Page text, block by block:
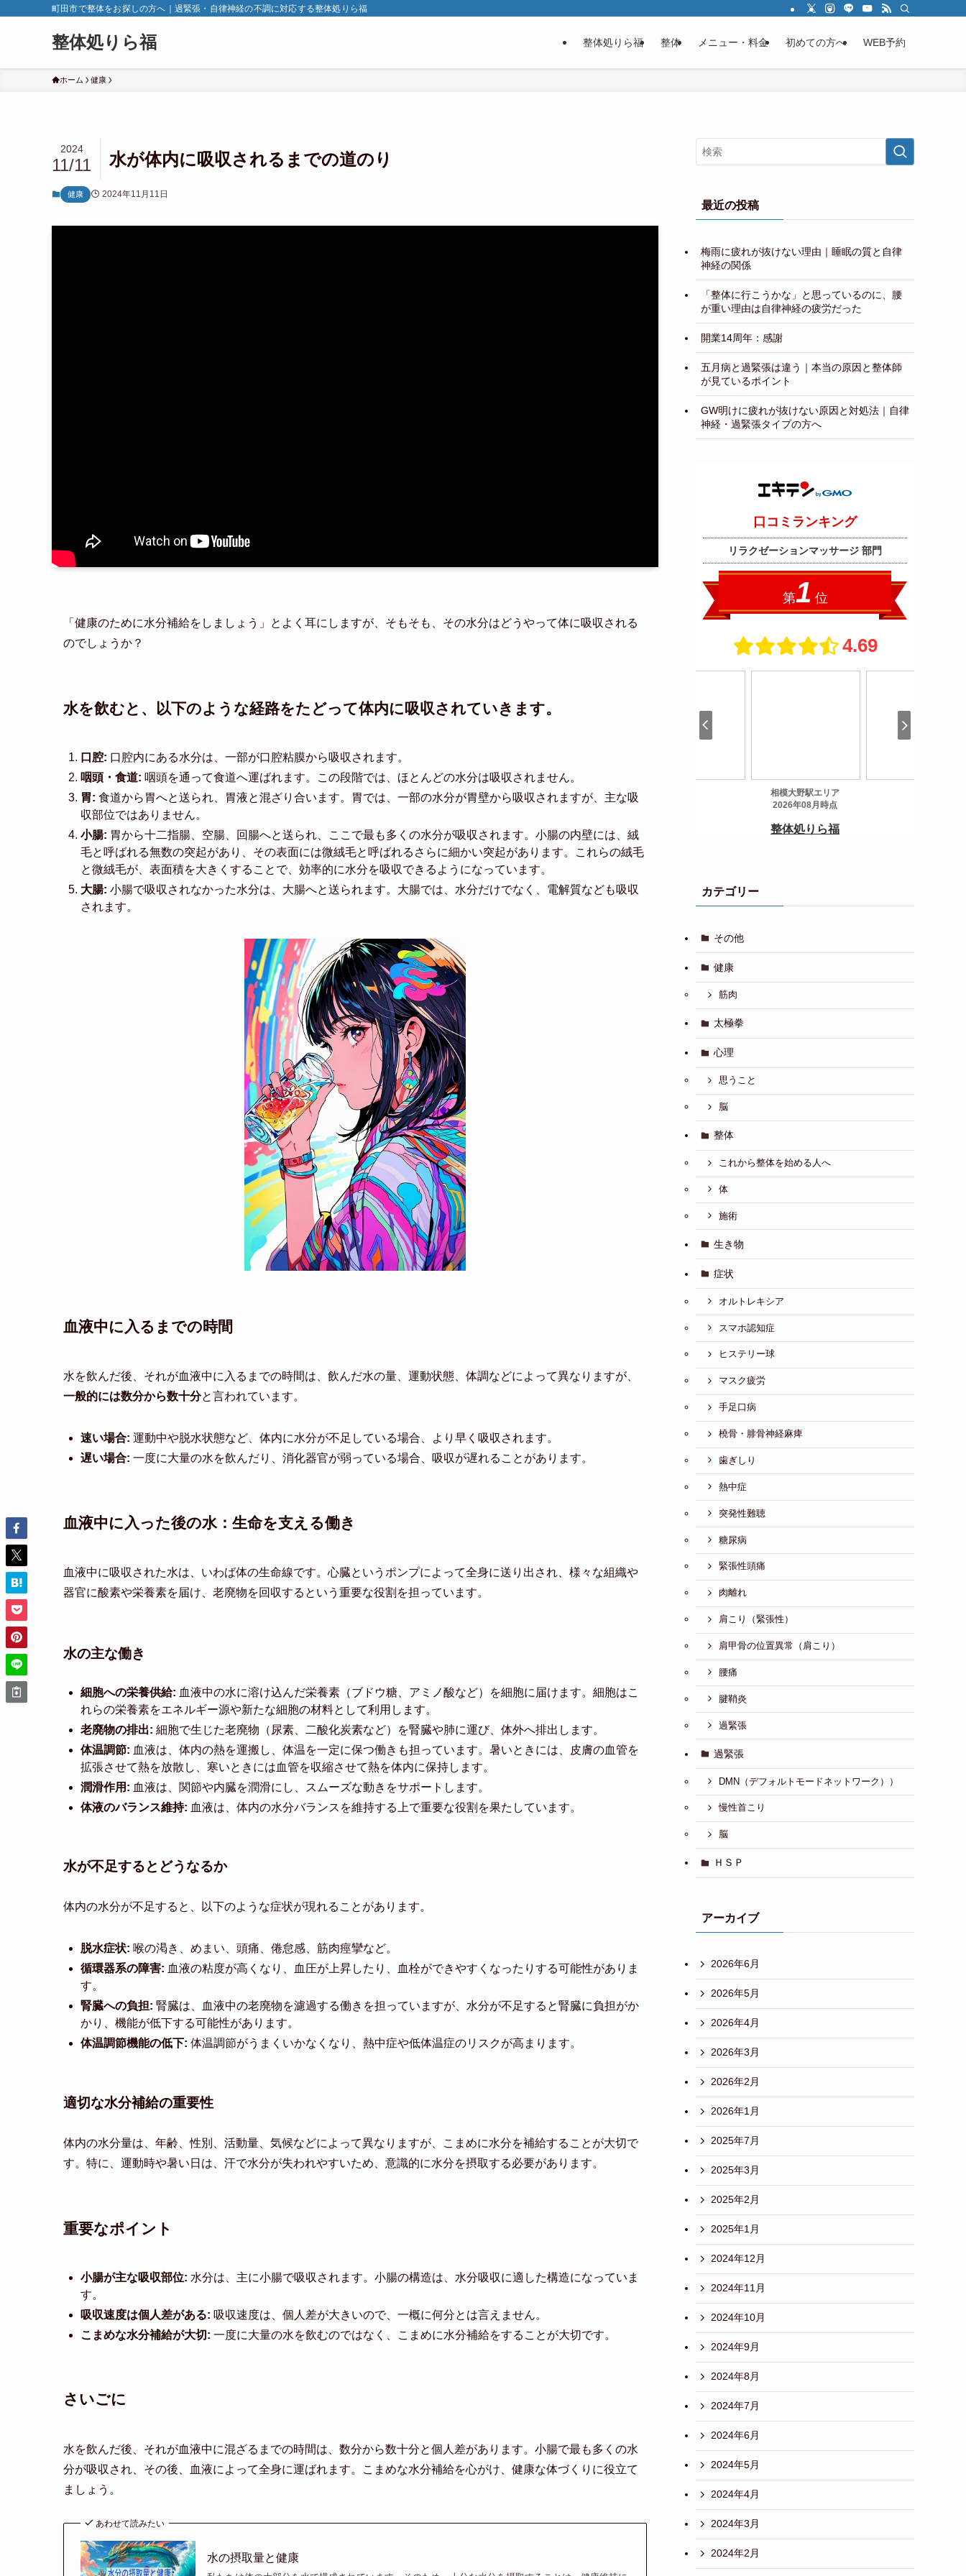
町田市で整体をお探しの方へ｜過緊張・自律神経の不調に対応する整体処りら福
整体処りら福 整体処りら福 整体 メニュー・料金 初めての方へ WEB予約
ホーム 健康
水が体内に吸収されるまでの道のり
2024
11/11
健康 2024年11月11日
「健康のために水分補給をしましょう」とよく耳にしますが、そもそも、その水分はどうやって体に吸収される
のでしょうか？
水を飲むと、以下のような経路をたどって体内に吸収されていきます。
口腔: 口腔内にある水分は、一部が口腔粘膜から吸収されます。
咽頭・食道: 咽頭を通って食道へ運ばれます。この段階では、ほとんどの水分は吸収されません。
胃: 食道から胃へと送られ、胃液と混ざり合います。胃では、一部の水分が胃壁から吸収されますが、主な吸
収部位ではありません。
小腸: 胃から十二指腸、空腸、回腸へと送られ、ここで最も多くの水分が吸収されます。小腸の内壁には、絨
毛と呼ばれる無数の突起があり、その表面には微絨毛と呼ばれるさらに細かい突起があります。これらの絨毛
と微絨毛が、表面積を大きくすることで、効率的に水分を吸収できるようになっています。
大腸: 小腸で吸収されなかった水分は、大腸へと送られます。大腸では、水分だけでなく、電解質なども吸収
されます。
血液中に入るまでの時間
水を飲んだ後、それが血液中に入るまでの時間は、飲んだ水の量、運動状態、体調などによって異なりますが、
一般的には数分から数十分と言われています。
速い場合: 運動中や脱水状態など、体内に水分が不足している場合、より早く吸収されます。
遅い場合: 一度に大量の水を飲んだり、消化器官が弱っている場合、吸収が遅れることがあります。
血液中に入った後の水：生命を支える働き
血液中に吸収された水は、いわば体の生命線です。心臓というポンプによって全身に送り出され、様々な組織や
器官に酸素や栄養素を届け、老廃物を回収するという重要な役割を担っています。
水の主な働き
細胞への栄養供給: 血液中の水に溶け込んだ栄養素（ブドウ糖、アミノ酸など）を細胞に届けます。細胞はこ
れらの栄養素をエネルギー源や新たな細胞の材料として利用します。
老廃物の排出: 細胞で生じた老廃物（尿素、二酸化炭素など）を腎臓や肺に運び、体外へ排出します。
体温調節: 血液は、体内の熱を運搬し、体温を一定に保つ働きも担っています。暑いときには、皮膚の血管を
拡張させて熱を放散し、寒いときには血管を収縮させて熱を体内に保持します。
潤滑作用: 血液は、関節や内臓を潤滑にし、スムーズな動きをサポートします。
体液のバランス維持: 血液は、体内の水分バランスを維持する上で重要な役割を果たしています。
水が不足するとどうなるか
体内の水分が不足すると、以下のような症状が現れることがあります。
脱水症状: 喉の渇き、めまい、頭痛、倦怠感、筋肉痙攣など。
循環器系の障害: 血液の粘度が高くなり、血圧が上昇したり、血栓ができやすくなったりする可能性がありま
す。
腎臓への負担: 腎臓は、血液中の老廃物を濾過する働きを担っていますが、水分が不足すると腎臓に負担がか
かり、機能が低下する可能性があります。
体温調節機能の低下: 体温調節がうまくいかなくなり、熱中症や低体温症のリスクが高まります。
適切な水分補給の重要性
体内の水分量は、年齢、性別、活動量、気候などによって異なりますが、こまめに水分を補給することが大切で
す。特に、運動時や暑い日は、汗で水分が失われやすいため、意識的に水分を摂取する必要があります。
重要なポイント
小腸が主な吸収部位: 水分は、主に小腸で吸収されます。小腸の構造は、水分吸収に適した構造になっていま
す。
吸収速度は個人差がある: 吸収速度は、個人差が大きいので、一概に何分とは言えません。
こまめな水分補給が大切: 一度に大量の水を飲むのではなく、こまめに水分補給をすることが大切です。
さいごに
水を飲んだ後、それが血液中に混ざるまでの時間は、数分から数十分と個人差があります。小腸で最も多くの水
分が吸収され、その後、血液によって全身に運ばれます。こまめな水分補給を心がけ、健康な体づくりに役立て
ましょう。
あわせて読みたい
水の摂取量と健康
最近の投稿
梅雨に疲れが抜けない理由｜睡眠の質と自律
神経の関係
「整体に行こうかな」と思っているのに、腰
が重い理由は自律神経の疲労だった
開業14周年：感謝
五月病と過緊張は違う｜本当の原因と整体師
が見ているポイント
GW明けに疲れが抜けない原因と対処法｜自律
神経・過緊張タイプの方へ
カテゴリー
その他
健康
筋肉
太極拳
心理
思うこと
脳
整体
これから整体を始める人へ
体
施術
生き物
症状
オルトレキシア
スマホ認知症
ヒステリー球
マスク疲労
手足口病
橈骨・腓骨神経麻痺
歯ぎしり
熱中症
突発性難聴
糖尿病
緊張性頭痛
肉離れ
肩こり（緊張性）
肩甲骨の位置異常（肩こり）
腰痛
腱鞘炎
過緊張
過緊張
DMN（デフォルトモードネットワーク））
慢性首こり
脳
ＨＳＰ
アーカイブ
2026年6月
2026年5月
2026年4月
2026年3月
2026年2月
2026年1月
2025年7月
2025年3月
2025年2月
2025年1月
2024年12月
2024年11月
2024年10月
2024年9月
2024年8月
2024年7月
2024年6月
2024年5月
2024年4月
2024年3月
2024年2月